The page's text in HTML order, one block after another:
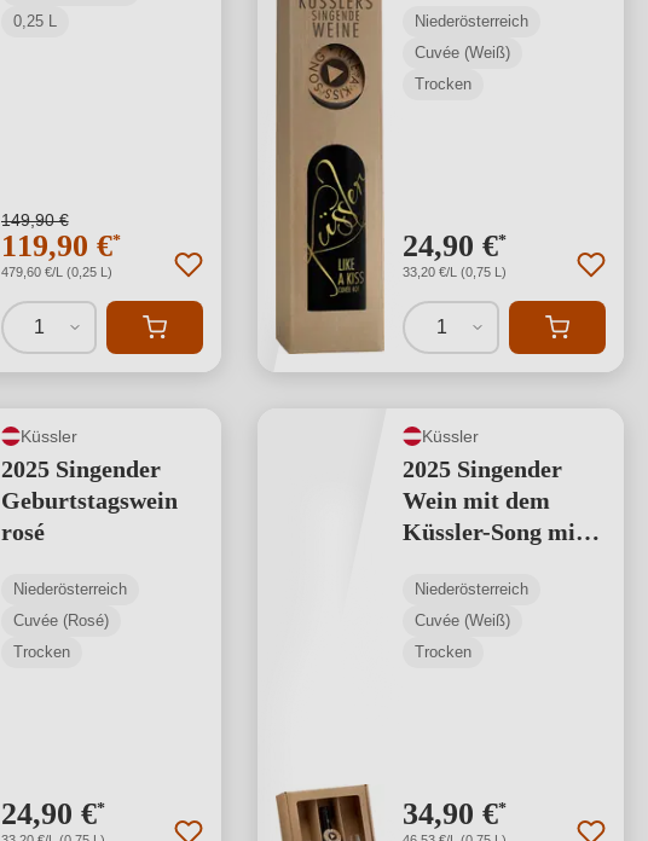
0,25 L
149,90 €
119,90 €*
479,60 €/L (0,25 L)
1
Niederösterreich
Cuvée (Weiß)
Trocken
24,90 €*
33,20 €/L (0,75 L)
1
Küssler
2025 Singender
Geburtstagswein
rosé
Niederösterreich
Cuvée (Rosé)
Trocken
24,90 €*
Küssler
2025 Singender
Wein mit dem
Küssler-Song mit
Gläsern weiß
Niederösterreich
Cuvée (Weiß)
Trocken
34,90 €*